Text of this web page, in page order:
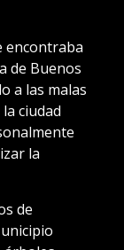
encontraba
de Buenos
a las malas
ciudad
la
de